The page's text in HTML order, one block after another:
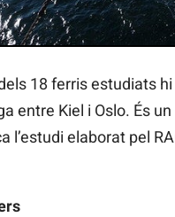
18 ferris estudiats
entre Kiel i Oslo. És
l’estudi elaborat pel